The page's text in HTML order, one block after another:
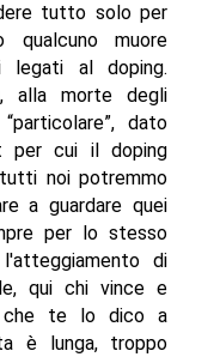
tutto solo per
muore
legati al doping.
alla morte degli
dato
per cui il doping
noi potremmo
a guardare quei
per lo stesso
di
qui chi vince e
che te lo dico a
è lunga, troppo